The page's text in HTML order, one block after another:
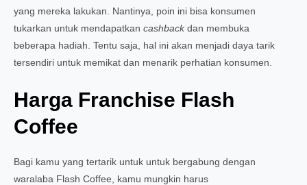
yang mereka lakukan. Nantinya, poin ini bisa konsumen
tukarkan untuk mendapatkan cashback dan membuka
beberapa hadiah. Tentu saja, hal ini akan menjadi daya tarik
tersendiri untuk memikat dan menarik perhatian konsumen.
Harga Franchise Flash
Coffee
Bagi kamu yang tertarik untuk untuk bergabung dengan
waralaba Flash Coffee, kamu mungkin harus